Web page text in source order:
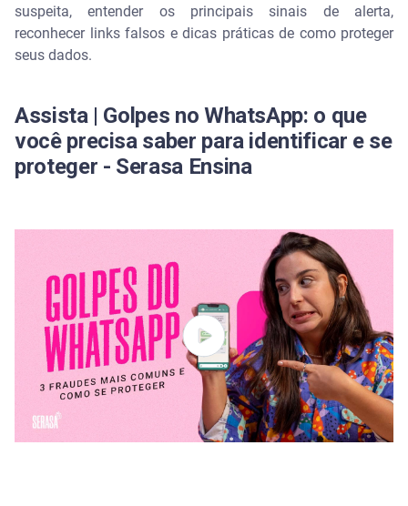
Como a autenticação de dois fatores pode proteger
suas contas?
O que fazer se você suspeitar que foi vítima de um
golpe?
Perguntas frequentes sobre mensagem suspeita
O que significa “mensagem suspeita”?
O que fazer quando receber mensagem suspeita no
WhatsApp?
O que é mensagem de alerta?
Como posso saber se um SMS é falso?
suspeita, entender os principais sinais de alerta,
reconhecer links falsos e dicas práticas de como proteger
seus dados.
Assista | Golpes no WhatsApp: o que
você precisa saber para identificar e se
proteger - Serasa Ensina